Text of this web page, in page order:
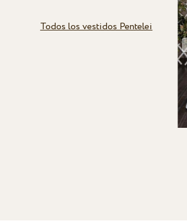
Todos los vestidos Pentelei